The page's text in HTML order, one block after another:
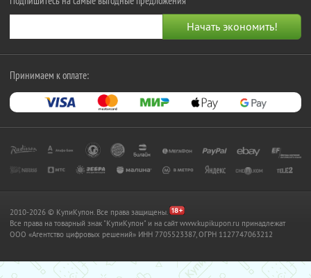
Принимаем к оплате:
2010-2026 © КупиКупон. Все права защищены.
Все права на товарный знак "КупиКупон" и на сайт www.kupikupon.ru принадлежат
OOO «Агентство цифровых решений» ИНН 7705523387, ОГРН 1127747063212